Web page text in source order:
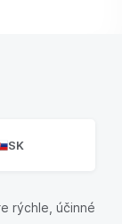
SK
rýchle, účinné